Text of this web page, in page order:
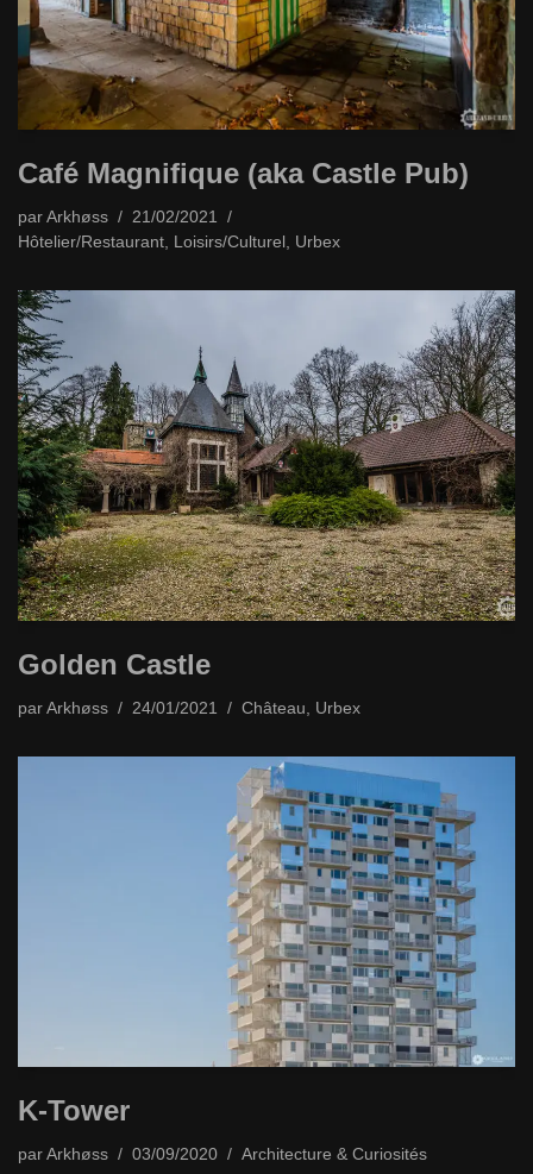
Café Magnifique (aka Castle Pub)
par Arkhøss
21/02/2021
Hôtelier/Restaurant
Loisirs/Culturel Urbex
Golden Castle
par Arkhøss 24/01/2021 Château, Urbex
K-Tower
par Arkhøss 03/09/2020 Architecture & Curiosités